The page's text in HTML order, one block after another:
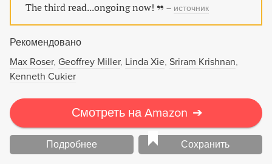
The third read...ongoing now!
– источник
Рекомендовано
Max Roser Geoffrey Miller Linda Xie Sriram Krishnan
Kenneth Cukier
Смотреть на Amazon ➔
Подробнее Сохранить